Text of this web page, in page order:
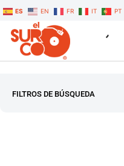
ES EN FR IT PT
FILTROS DE BÚSQUEDA